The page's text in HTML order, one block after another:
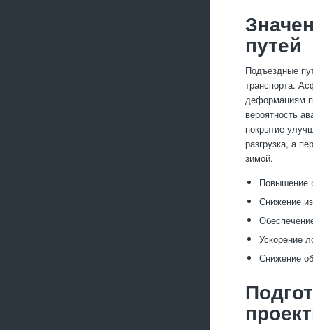
путей
Подъездные
транспорта.
деформациям
вероятность
покрытие
разгрузка, а
зимой.
Повышение
Снижение
Ускорение
Снижение